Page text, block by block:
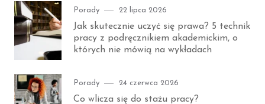
Category
Porady
Posted
22 lipca 2026
Jak skutecznie uczyć się prawa? 5 technik
pracy z podręcznikiem akademickim, o
których nie mówią na wykładach
Category
Porady
Posted
24 czerwca 2026
Co wlicza się do stażu pracy?